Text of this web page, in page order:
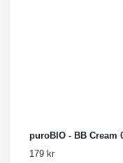
puroBIO - BB Cream
179 kr